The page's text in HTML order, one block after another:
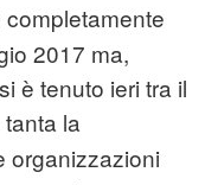
2017 ma,
è tenuto ieri tra il
la
organizzazioni